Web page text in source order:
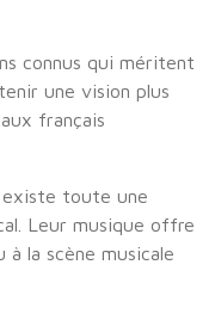
connus qui méritent
une vision plus
français
existe toute une
Leur musique offre
la scène musicale